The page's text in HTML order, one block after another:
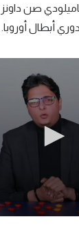
صن
أبطال أوروبا.